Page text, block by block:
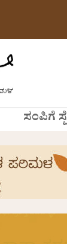
ಸಂಪಿಗೆ